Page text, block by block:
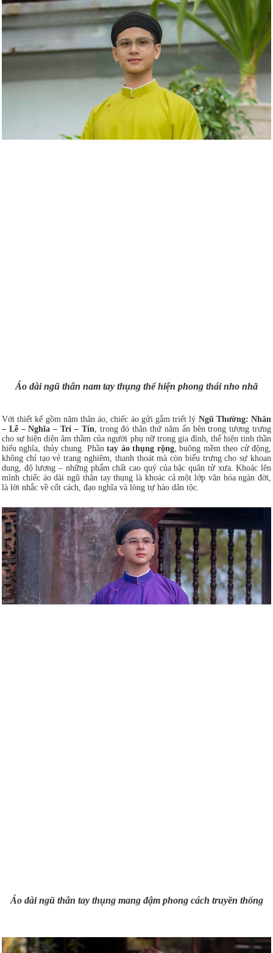
Áo dài ngũ thân nam tay thụng thể hiện phong thái nho nhã
Với thiết kế gồm năm thân áo, chiếc áo gửi gắm triết lý Ngũ Thường: Nhân
– Lễ – Nghĩa – Trí – Tín, trong đó thân thứ năm ẩn bên trong tượng trưng
cho sự hiện diện âm thầm của người phụ nữ trong gia đình, thể hiện tinh thần
hiếu nghĩa, thủy chung. Phầntay áo thụng rộng, buông mềm theo cử động,
không chỉ tạo vẻ trang nghiêm, thanh thoát mà còn biểu trưng cho sự khoan
dung, độ lượng – những phẩm chất cao quý của bậc quân tử xưa. Khoác lên
mình chiếc áo dài ngũ thân tay thụng là khoác cả một lớp văn hóa ngàn đời,
là lời nhắc về cốt cách, đạo nghĩa và lòng tự hào dân tộc.
Áo dài ngũ thân tay thụng mang đậm phong cách truyền thống